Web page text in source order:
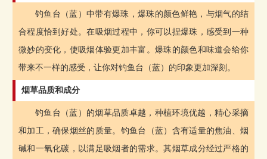
钓鱼台（蓝）中带有爆珠，爆珠的颜色鲜艳，与烟气的结
合程度恰到好处。在吸烟过程中，你可以捏爆珠，感受到一种
微妙的变化，使吸烟体验更加丰富。爆珠的颜色和味道会给你
带来不一样的感受，让你对钓鱼台（蓝）的印象更加深刻。
烟草品质和成分
钓鱼台（蓝）的烟草品质卓越，种植环境优越，精心采摘
和加工，确保烟丝的质量。钓鱼台（蓝）含有适量的焦油、烟
碱和一氧化碳，以满足吸烟者的需求。其烟草成分经过严格的